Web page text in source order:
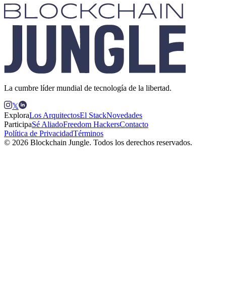
La cumbre líder mundial de tecnología de la libertad.
𝕏
ExploraLos ArquitectosEl StackNovedades
ParticipaSé AliadoFreedom HackersContacto
Política de PrivacidadTérminos
© 2026 Blockchain Jungle. Todos los derechos reservados.